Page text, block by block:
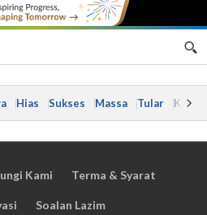
Hias Sukses Massa Tular Kes
Kami Terma & Syarat
Soalan Lazim